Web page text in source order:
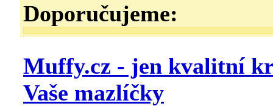
Doporučujeme:
Muffy.cz - jen kvalitní
Vaše mazlíčky